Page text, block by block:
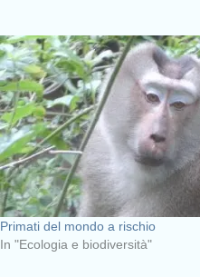
Primati del mondo a rischio
In "Ecologia e biodiversità"